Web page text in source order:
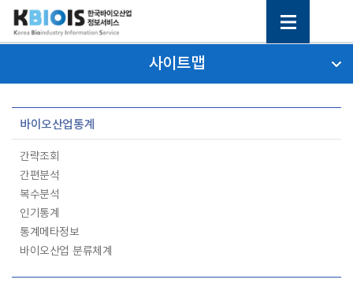
사이트맵
바이오산업통계
간략조회
간편분석
복수분석
인기통계
통계메타정보
바이오산업 분류체계